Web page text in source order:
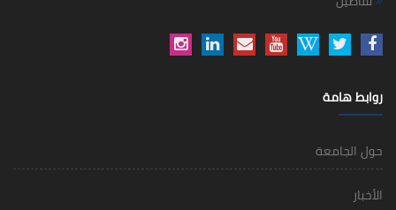
روابط هامة
حول الجامعة
الأخبار